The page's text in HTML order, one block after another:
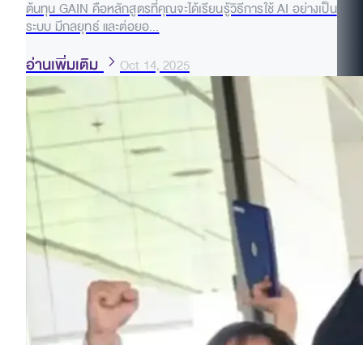
ต้นทุน GAIN คือหลักสูตรที่คุณจะได้เรียนรู้วิธีการใช้ AI อย่างเป็น
ระบบ มีกลยุทธ์ และต่อยอ...
อ่านเพิ่มเติม Oct 14, 2025